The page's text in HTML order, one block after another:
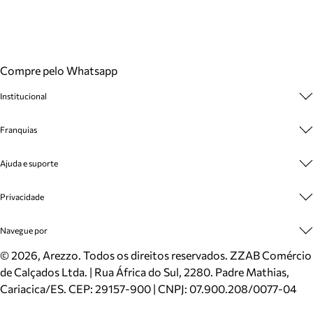
Compre pelo Whatsapp
Institucional
Cashback
Venda Corporativa
Mapa do Site
Inverno
Mundo Arezzo
Franquias
Plano de Negócio
Ajuda e suporte
Cadastro
Meus Pedidos
Trocas e Devoluções
Cartão Presente
Localizador de lojas
Privacidade
Politica e Privacidade
Navegue por
Sapatos
Bolsas
Scarpins
©2026, Arezzo. Todos os direitos reservados. ZZAB Comércio
de Calçados Ltda. | Rua África do Sul, 2280. Padre Mathias,
Cariacica/ES. CEP: 29157-900 | CNPJ: 07.900.208/0077-04